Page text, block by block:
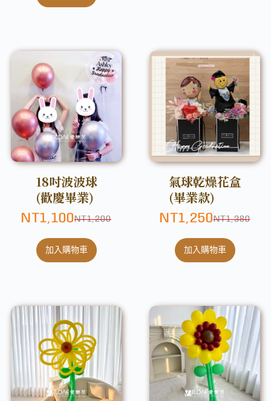
18吋波波球
(歡慶畢業)
NT1,200
NT1,100
加入購物車
氣球乾燥花盒
(畢業款)
NT1,380
NT1,250
加入購物車